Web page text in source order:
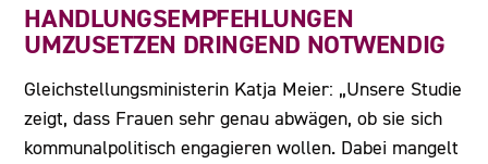
HANDLUNGSEMPFEHLUNGEN
UMZUSETZEN DRINGEND NOTWENDIG
Gleichstellungsministerin Katja Meier: „Unsere Studie
zeigt, dass Frauen sehr genau abwägen, ob sie sich
kommunalpolitisch engagieren wollen. Dabei mangelt